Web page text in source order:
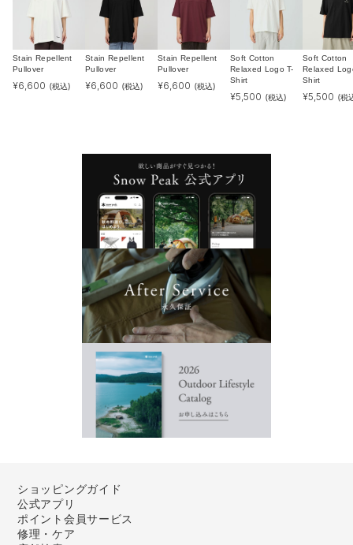
Stain Repellent
Pullover
¥6,600 (税込)
Stain Repellent
Pullover
¥6,600 (税込)
Stain Repellent
Pullover
¥6,600 (税込)
Soft Cotton
Relaxed Logo T-
Shirt
¥5,500 (税込)
Soft Cotton
Relaxed
Shirt
¥5,500 (税
ショッピングガイド
公式アプリ
ポイント会員サービス
修理・ケア